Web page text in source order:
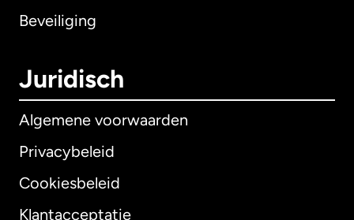
Beveiliging
Juridisch
Algemene voorwaarden
Privacybeleid
Cookiesbeleid
Klantacceptatie